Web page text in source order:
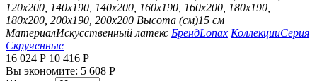
120х200, 140х190, 140х200, 160х190, 160х200, 180х190,
180х200, 200х190, 200х200 Высота (см)15 см
МатериалИскусственный латекс БрендLonax КоллекцииСерия
Скрученные
16 024 Р 10 416 Р
Вы экономите: 5 608 Р